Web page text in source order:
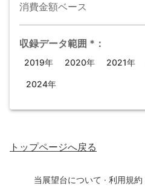
消費金額ベース
収録データ範囲 * ：
2019年 2020年 2021年
2024年
トップページへ戻る
当展望台について · 利用規約